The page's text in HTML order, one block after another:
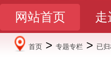
网站首页 走
办事服务
首页 > 专题专栏 > 已